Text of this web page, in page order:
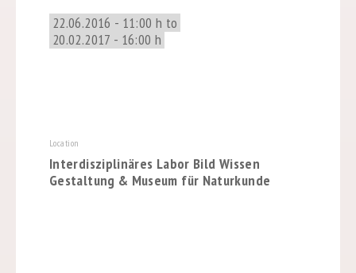
22.06.2016 - 11:00 h to
20.02.2017 - 16:00 h
Location
Interdisziplinäres Labor Bild Wissen
Gestaltung & Museum für Naturkunde